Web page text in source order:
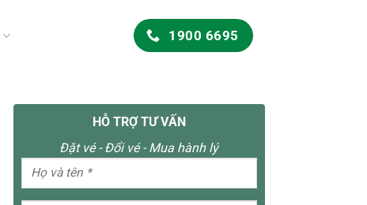
1900 6695
HỖ TRỢ TƯ VẤN
Đặt vé - Đổi vé - Mua hành lý